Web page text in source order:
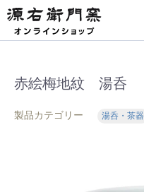
赤絵梅地紋 湯呑
製品カテゴリー 湯呑・茶器